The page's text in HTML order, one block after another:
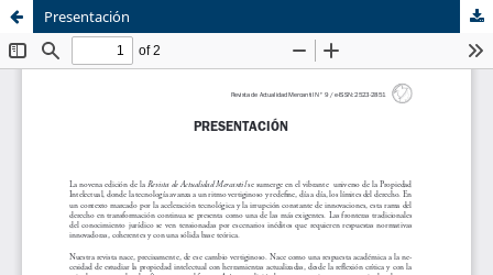
Sistema de
Bibliotecas
Equipo de
Derecho Mercantil
Presentación